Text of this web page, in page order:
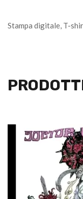
Stampa digitale, T-